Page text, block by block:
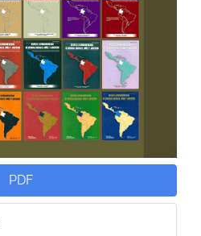
PDF